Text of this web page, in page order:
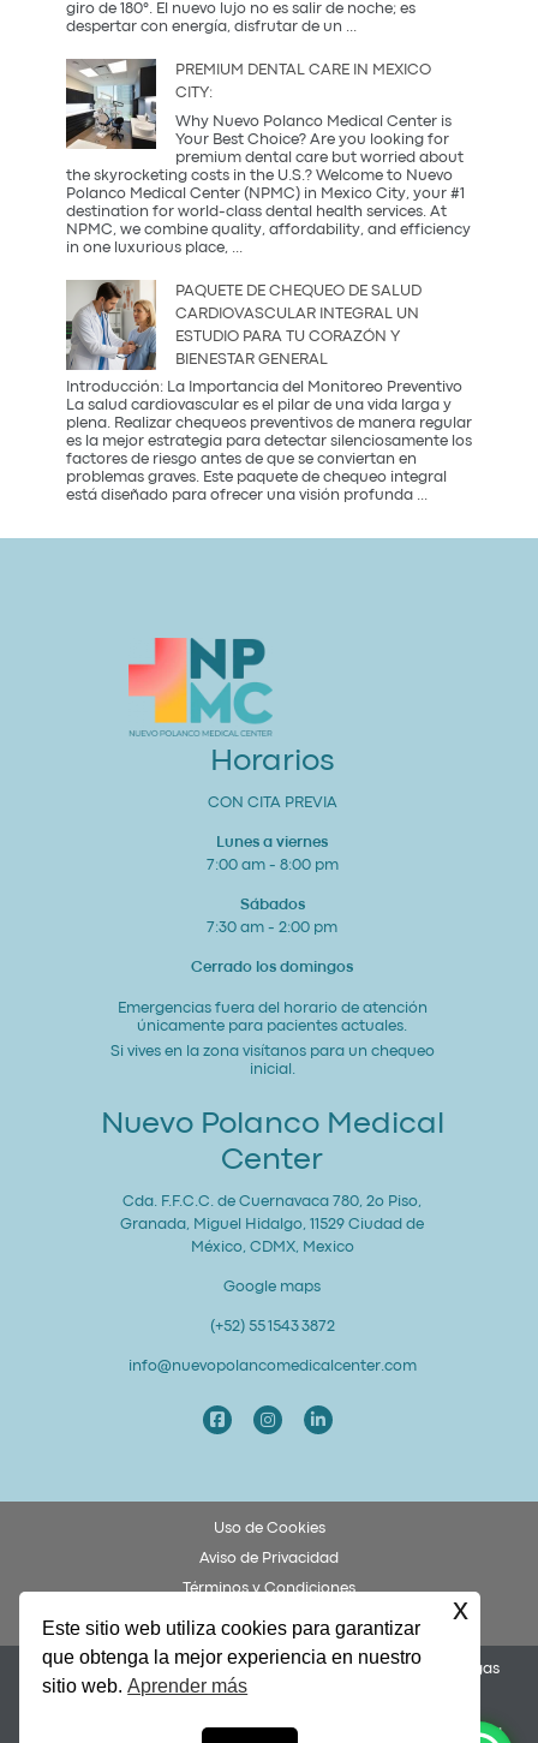
giro de 180°. El nuevo lujo no es salir de noche; es
despertar con energía, disfrutar de un ...
una
Descubre
la
tendencia
más
saludable
del
2026
PREMIUM DENTAL CARE IN MEXICO
CITY:
Why Nuevo Polanco Medical Center is
Your Best Choice? Are you looking for
premium dental care but worried about
the skyrocketing costs in the U.S.? Welcome to Nuevo
Polanco Medical Center (NPMC) in Mexico City, your #1
destination for world-class dental health services. At
NPMC, we combine quality, affordability, and efficiency
in one luxurious place,
Care
Mexico
City:
PAQUETE DE CHEQUEO DE SALUD
CARDIOVASCULAR INTEGRAL UN
ESTUDIO PARA TU CORAZÓN Y
BIENESTAR GENERAL
Introducción: La Importancia del Monitoreo Preventivo
La salud cardiovascular es el pilar de una vida larga y
plena. Realizar chequeos preventivos de manera regular
es la mejor estrategia para detectar silenciosamente los
factores de riesgo antes de que se conviertan en
problemas graves. Este paquete de chequeo integral
está diseñado para ofrecer una visión profunda ...
Horarios
CON CITA PREVIA
Lunes a viernes
7:00 am - 8:00 pm
Sábados
7:30 am - 2:00 pm
Cerrado los domingos
Emergencias fuera del horario de atención
únicamente para pacientes actuales.
Si vives en la zona visítanos para un chequeo
inicial.
Nuevo Polanco Medical
Center
Cda. F.F.C.C. de Cuernavaca 780, 2o Piso,
Granada, Miguel Hidalgo, 11529 Ciudad de
México, CDMX, Mexico
Google maps
(+52) 55 1543 3872
info@nuevopolancomedicalcenter.com
Uso de Cookies
Aviso de Privacidad
Términos y Condiciones
Derechos y Obligaciones del Paciente
Permiso COFEPRIS 253300201A0049. Dr. Federico Ulises Villegas
García, Cédula 8873972.
Nuevo Polanco Medical Center y Alto Grado Lab Dental son una
Este sitio web utiliza cookies para garantizar
que obtenga la mejor experiencia en nuestro
sitio web.Aprender más
x